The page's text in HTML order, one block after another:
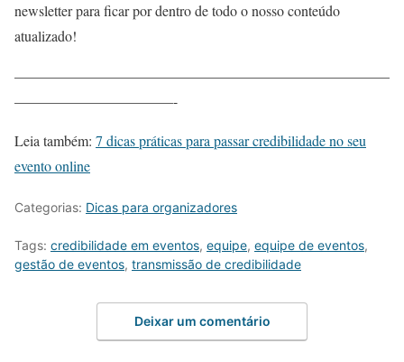
newsletter para ficar por dentro de todo o nosso conteúdo
atualizado!
——————————————————————————
———————————-
Leia também: 7 dicas práticas para passar credibilidade no seu
evento online
Categorias: Dicas para organizadores
Tags: credibilidade em eventos, equipe, equipe de eventos,
gestão de eventos, transmissão de credibilidade
Deixar um comentário